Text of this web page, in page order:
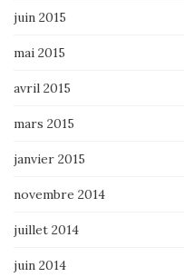
juin 2015
mai 2015
avril 2015
mars 2015
janvier 2015
novembre 2014
juillet 2014
juin 2014